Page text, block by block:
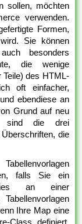
sollen, möchten
verwenden.
Formen,
Sie können
besonders
die wenige
Teile) des HTML-
oft einfacher,
ebendiese an
Grund auf neu
sind die drei
die
falls Sie ein
an einer
Ihre Map eine
Class definiert,